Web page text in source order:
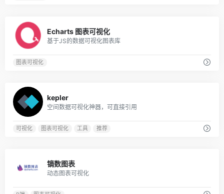
Echarts 图表可视化
基于JS的数据可视化图表库
图表可视化
kepler
空间数据可视化神器，可直接引用
可视化 图表可视化 工具 推荐
镝数图表
动态图表可视化